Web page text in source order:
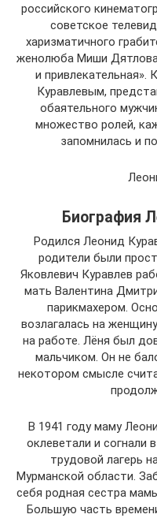
российского
советское
харизматичного
женолюба Миши
и
Куравлевым,
обаятельного
множество ролей,
запомнилась и
Биография
Родился Леонид
родители были
Яковлевич Куравлев
мать Валентина
парикмахером.
возлагалась на
на работе. Лёня был
мальчиком. Он не
некотором смысле
В 1941 году маму
оклеветали и согнали
трудовой лагерь
Мурманской области.
себя родная сестра
Большую часть